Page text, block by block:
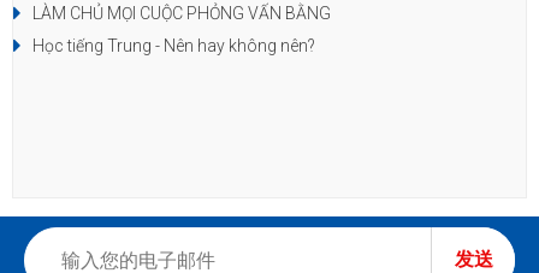
LÀM CHỦ MỌI CUỘC PHỎNG VẤN BẰNG
Học tiếng Trung - Nên hay không nên?
发送